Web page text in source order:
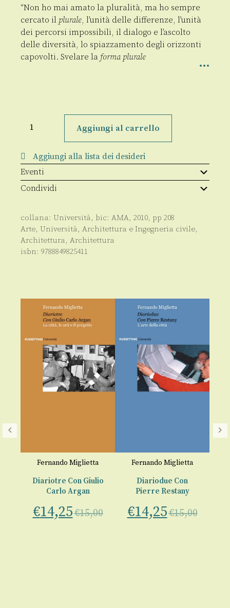
“Non ho mai amato la pluralità, ma ho sempre
cercato il plurale, l’unità delle differenze, l’unità
dei percorsi impossibili, il dialogo e l’ascolto
delle diversità, lo spiazzamento degli orizzonti
capovolti. Svelare la forma plurale
forma
Aggiungi al carrello
Aggiungi alla lista dei desideri
Eventi
Condividi
collana: Università, bic: AMA, 2010, pp 208
Arte, Università, Architettura e Ingegneria civile,
Architettura, Architettura
isbn: 9788849825411
Fernando Miglietta
Diariotre Con Giulio
Carlo Argan
€14,25€15,00
Fernando Miglietta
Diariodue Con
Pierre Restany
€14,25€15,00